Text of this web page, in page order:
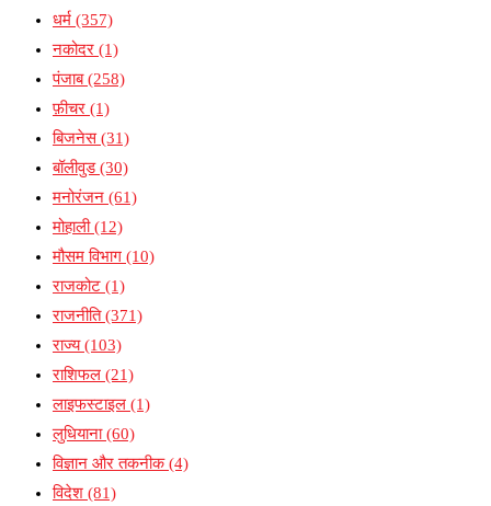
धर्म (357)
नकोदर (1)
पंजाब(258)
फ़ीचर (1)
बिजनेस(31)
बॉलीवुड(30)
मनोरंजन (61)
मोहाली(12)
मौसम विभाग (10)
राजकोट (1)
राजनीति(371)
राज्य(103)
राशिफल (21)
लाइफस्टाइल (1)
लुधियाना(60)
विज्ञान और तकनीक(4)
विदेश (81)